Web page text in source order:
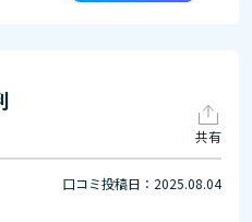
共有
口コミ投稿日：2025.08.04